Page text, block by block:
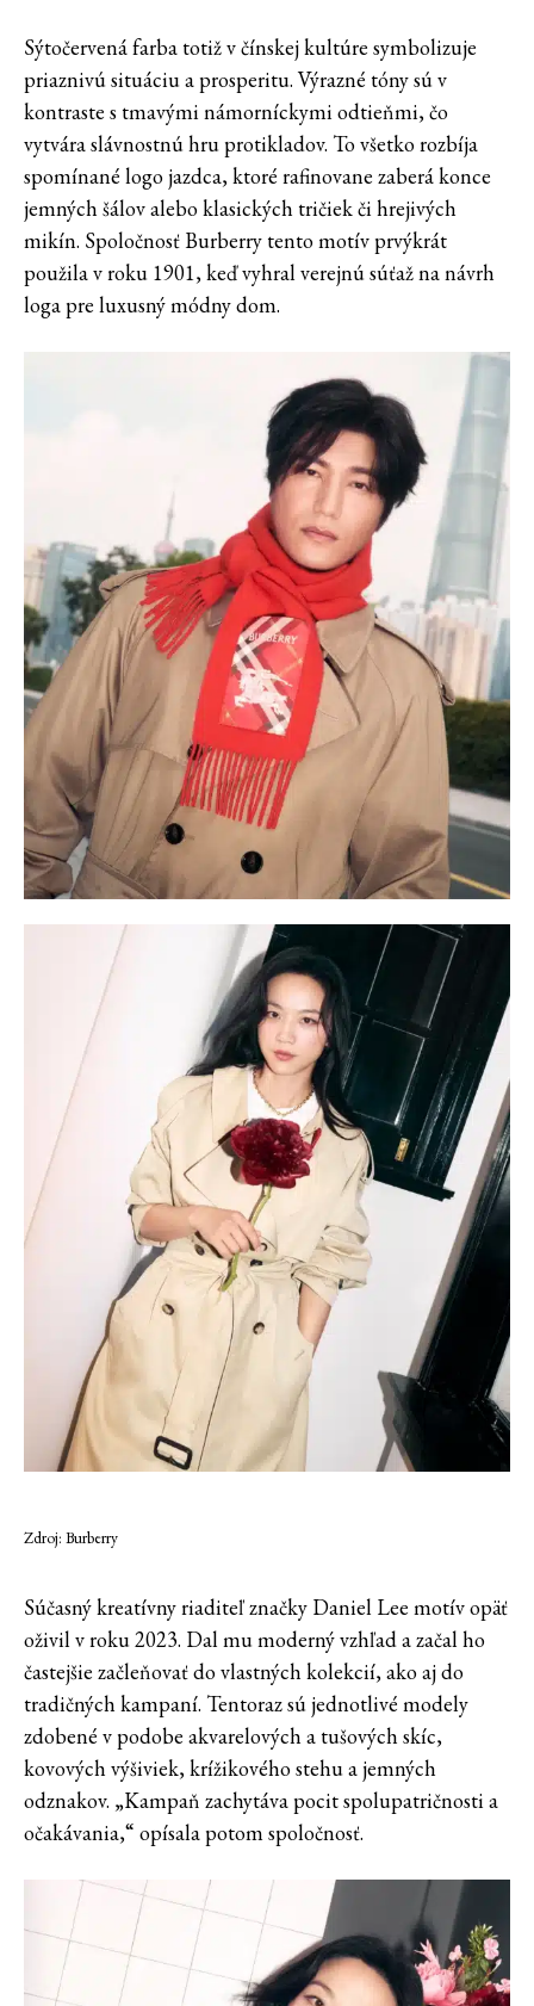
Sýtočervená farba totiž v čínskej kultúre symbolizuje
priaznivú situáciu a prosperitu. Výrazné tóny sú v
kontraste s tmavými námorníckymi odtieňmi, čo
vytvára slávnostnú hru protikladov. To všetko rozbíja
spomínané logo jazdca, ktoré rafinovane zaberá konce
jemných šálov alebo klasických tričiek či hrejivých
mikín. Spoločnosť Burberry tento motív prvýkrát
použila v roku 1901, keď vyhral verejnú súťaž na návrh
loga pre luxusný módny dom.
Zdroj: Burberry
Súčasný kreatívny riaditeľ značky Daniel Lee motív opäť
oživil v roku 2023. Dal mu moderný vzhľad a začal ho
častejšie začleňovať do vlastných kolekcií, ako aj do
tradičných kampaní. Tentoraz sú jednotlivé modely
zdobené v podobe akvarelových a tušových skíc,
kovových výšiviek, krížikového stehu a jemných
odznakov. „Kampaň zachytáva pocit spolupatričnosti a
očakávania,“ opísala potom spoločnosť.